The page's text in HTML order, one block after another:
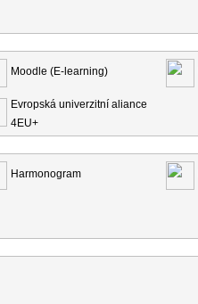
Moodle (E-learning)
Evropská univerzitní aliance
4EU+
Harmonogram